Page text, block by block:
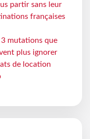
partir sans leur
françaises
3 mutations que
plus ignorer
de location